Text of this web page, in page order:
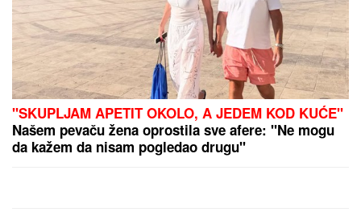
"SKUPLJAM APETIT OKOLO, A JEDEM KOD KUĆE"
Našem pevaču žena oprostila sve afere: "Ne mogu
da kažem da nisam pogledao drugu"